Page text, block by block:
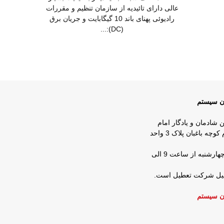
عالی دارای تائیدیه از سازمان تنظیم و مقررات
رادیوئی پهنای باند 10 گیگابایت و جریان برق
(DC):...
سیستم
شادمان و یادگار امام
روبروی شرکت زمزم کوچه باغبان پلاک 3 واحد
ساعات کار : شنبه تا چهارشنبه از ساعت 9 الی
شرکت تعطیل است.
سیستم